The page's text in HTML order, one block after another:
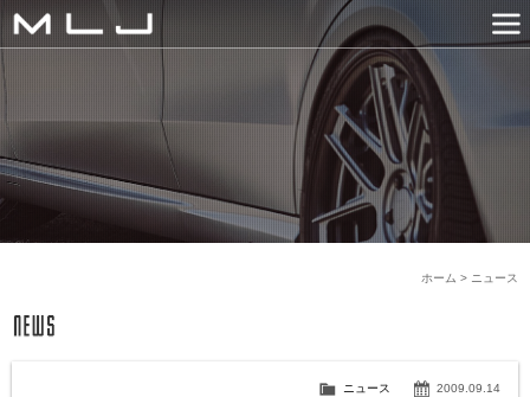
MLJ / Lexani(レクサーニ
PRODUCTS
GALLERY
SNS
NEWS
COMPANY
HISTORY
CONTACT US
LINK
ニュース
ホーム >
2009.09.14
ニュース